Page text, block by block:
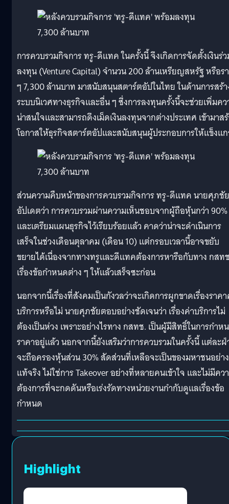
การควบรวมกิจการ ทรู-ดีแทค ในครั้งนี้ จึงเกิดการจัดตั้งเงินร่
ลงทุน (Venture Capital) จำนวน 200 ล้านเหรียญสหรัฐ หรือร
ๆ 7,300 ล้านบาท มาสนับสนุนสตาร์ตอัปในไทย ในด้านการสร้
ระบบนิเวศทางธุรกิจและอื่น ๆ ซึ่งการลงทุนครั้งนี้จะช่วยเพิ่มค
น่าสนใจและสามารถดึงเม็ดเงินลงทุนจากต่างประเทศ เข้ามาส
โอกาสให้ธุรกิจสตาร์ตอัปและสนับสนุนผู้ประกอบการให้แข็งแ
ส่วนความคืบหน้าของการควบรวมกิจการ ทรู-ดีแทค นายศุภชัย
อัปเดตว่า การควบรวมผ่านความเห็นชอบจากผู้ถือหุ้นกว่า 90%
และเตรียมแผนธุรกิจไว้เรียบร้อยแล้ว คาดว่าน่าจะดำเนินการ
เสร็จในช่วงเดือนตุลาคม (เดือน 10) แต่กรอบเวลานี้อาจขยับ
ขยายได้เนื่องจากทางทรูและดีแทคต้องการหารือกับทาง กสท
เรื่องข้อกำหนดต่าง ๆ ให้แล้วเสร็จซะก่อน
นอกจากนี้เรื่องที่สังคมเป็นกังวลว่าจะเกิดการผูกขาดเรื่องราค
บริการหรือไม่ นายศุภชัยตอบอย่างชัดเจนว่า เรื่องค่าบริการไม่
ต้องเป็นห่วง เพราะอย่างไรทาง กสทช. เป็นผู้มีสิทธิ์ในการกำห
ราคาอยู่แล้ว นอกจากนี้ยังเสริมว่าการควบรวมในครั้งนี้ แต่ละ
จะถือครองหุ้นส่วน 30% สัดส่วนที่เหลือจะเป็นของมหาชนอย่าง
แท้จริง ไม่ใช่การ Takeover อย่างที่หลายคนเข้าใจ และไม่มีคว
ต้องการที่จะกดดันหรือเร่งรัดทางหน่วยงานกำกับดูแลเรื่องข้อ
กำหนด
Highlight